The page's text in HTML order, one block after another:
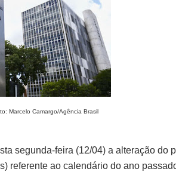
Marcelo Camargo/Agência Brasil
segunda-feira (12/04) a alteração do
referente ao calendário do ano